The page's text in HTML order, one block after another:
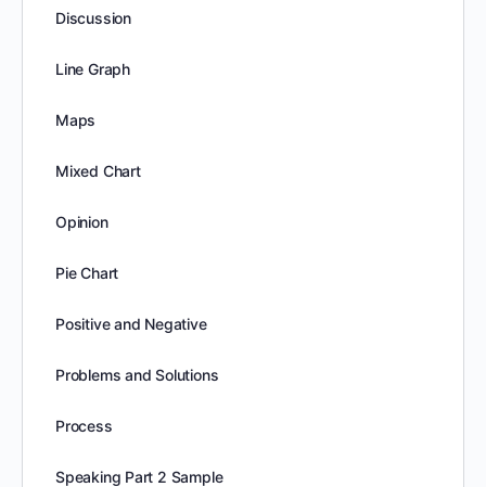
Discussion
Line Graph
Maps
Mixed Chart
Opinion
Pie Chart
Positive and Negative
Problems and Solutions
Process
Speaking Part 2 Sample